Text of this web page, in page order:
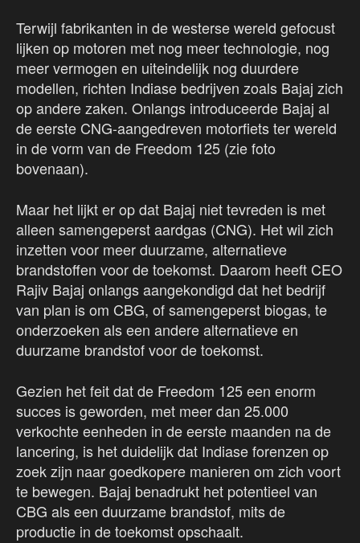
Terwijl fabrikanten in de westerse wereld gefocust
lijken op motoren met nog meer technologie, nog
meer vermogen en uiteindelijk nog duurdere
modellen, richten Indiase bedrijven zoals Bajaj zich
op andere zaken. Onlangs introduceerde Bajaj al
de eerste CNG-aangedreven motorfiets ter wereld
in de vorm van de Freedom 125 (zie foto
bovenaan).
Maar het lijkt er op dat Bajaj niet tevreden is met
alleen samengeperst aardgas (CNG). Het wil zich
inzetten voor meer duurzame, alternatieve
brandstoffen voor de toekomst. Daarom heeft CEO
Rajiv Bajaj onlangs aangekondigd dat het bedrijf
van plan is om CBG, of samengeperst biogas, te
onderzoeken als een andere alternatieve en
duurzame brandstof voor de toekomst.
Gezien het feit dat de Freedom 125 een enorm
succes is geworden, met meer dan 25.000
verkochte eenheden in de eerste maanden na de
lancering, is het duidelijk dat Indiase forenzen op
zoek zijn naar goedkopere manieren om zich voort
te bewegen. Bajaj benadrukt het potentieel van
CBG als een duurzame brandstof, mits de
productie in de toekomst opschaalt.